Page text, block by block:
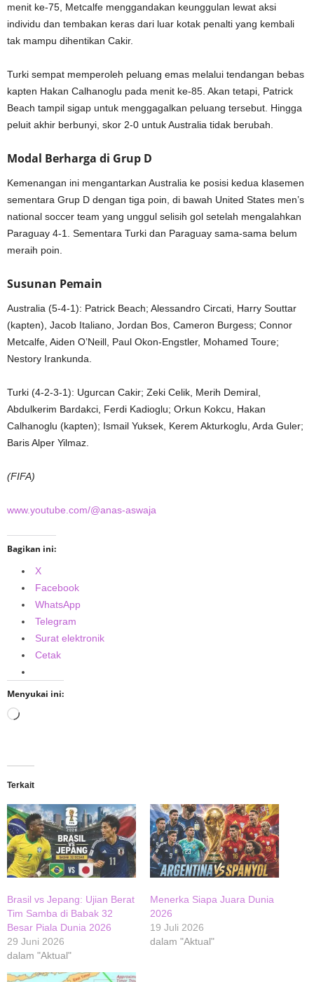
menit ke-75, Metcalfe menggandakan keunggulan lewat aksi
individu dan tembakan keras dari luar kotak penalti yang kembali
tak mampu dihentikan Cakir.
Turki sempat memperoleh peluang emas melalui tendangan bebas
kapten Hakan Calhanoglu pada menit ke-85. Akan tetapi, Patrick
Beach tampil sigap untuk menggagalkan peluang tersebut. Hingga
peluit akhir berbunyi, skor 2-0 untuk Australia tidak berubah.
Modal Berharga di Grup D
Kemenangan ini mengantarkan Australia ke posisi kedua klasemen
sementara Grup D dengan tiga poin, di bawah United States men’s
national soccer team yang unggul selisih gol setelah mengalahkan
Paraguay 4-1. Sementara Turki dan Paraguay sama-sama belum
meraih poin.
Susunan Pemain
Australia (5-4-1): Patrick Beach; Alessandro Circati, Harry Souttar
(kapten), Jacob Italiano, Jordan Bos, Cameron Burgess; Connor
Metcalfe, Aiden O’Neill, Paul Okon-Engstler, Mohamed Toure;
Nestory Irankunda.
Turki (4-2-3-1): Ugurcan Cakir; Zeki Celik, Merih Demiral,
Abdulkerim Bardakci, Ferdi Kadioglu; Orkun Kokcu, Hakan
Calhanoglu (kapten); Ismail Yuksek, Kerem Akturkoglu, Arda Guler;
Baris Alper Yilmaz.
(FIFA)
www.youtube.com/@anas-aswaja
Bagikan ini:
X
Facebook
WhatsApp
Telegram
Surat elektronik
Cetak
Menyukai ini:
Memuat...
Terkait
Brasil vs Jepang: Ujian Berat
Tim Samba di Babak 32
Besar Piala Dunia 2026
29 Juni 2026
dalam "Aktual"
Menerka Siapa Juara Dunia
2026
19 Juli 2026
dalam "Aktual"